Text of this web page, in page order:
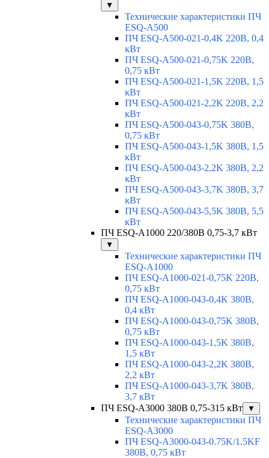
▼
Технические характеристики ПЧ
ESQ-A500
ПЧ ESQ-A500-021-0,4K 220В, 0,4
кВт
ПЧ ESQ-A500-021-0,75K 220В,
0,75 кВт
ПЧ ESQ-A500-021-1,5K 220В, 1,5
кВт
ПЧ ESQ-A500-021-2,2K 220В, 2,2
кВт
ПЧ ESQ-A500-043-0,75K 380В,
0,75 кВт
ПЧ ESQ-A500-043-1,5K 380В, 1,5
кВт
ПЧ ESQ-A500-043-2,2K 380В, 2,2
кВт
ПЧ ESQ-A500-043-3,7K 380В, 3,7
кВт
ПЧ ESQ-A500-043-5,5K 380В, 5,5
кВт
ПЧ ESQ-A1000 220/380В 0,75-3,7 кВт
▼
Технические характеристики ПЧ
ESQ-A1000
ПЧ ESQ-A1000-021-0,75K 220В,
0,75 кВт
ПЧ ESQ-A1000-043-0,4K 380В,
0,4 кВт
ПЧ ESQ-A1000-043-0,75K 380В,
0,75 кВт
ПЧ ESQ-A1000-043-1,5K 380В,
1,5 кВт
ПЧ ESQ-A1000-043-2,2K 380В,
2,2 кВт
ПЧ ESQ-A1000-043-3,7K 380В,
3,7 кВт
ПЧ ESQ-A3000 380В 0,75-315 кВт
▼
Технические характеристики ПЧ
ESQ-A3000
ПЧ ESQ-A3000-043-0.75K/1.5KF
380В, 0,75 кВт